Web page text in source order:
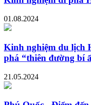
01.08.2024
Kinh nghiệm du lịch
phá “thiên đường bí
21.05.2024